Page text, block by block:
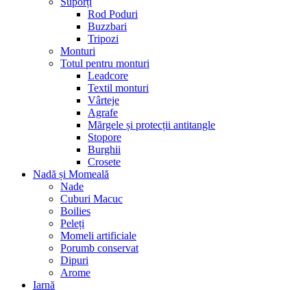
Rod Poduri
Buzzbari
Tripozi
Monturi
Totul pentru monturi
Leadcore
Textil monturi
Vârteje
Agrafe
Mărgele și protecții antitangle
Stopore
Burghii
Crosete
Nadă și Momeală
Nade
Cuburi Macuc
Boilies
Peleți
Momeli artificiale
Porumb conservat
Dipuri
Arome
Iarnă